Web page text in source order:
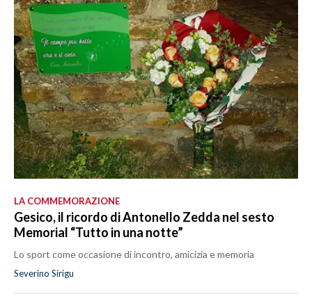
LA COMMEMORAZIONE
Gesico, il ricordo di Antonello Zedda nel sesto
Memorial “Tutto in una notte”
Lo sport come occasione di incontro, amicizia e memoria
Severino Sirigu